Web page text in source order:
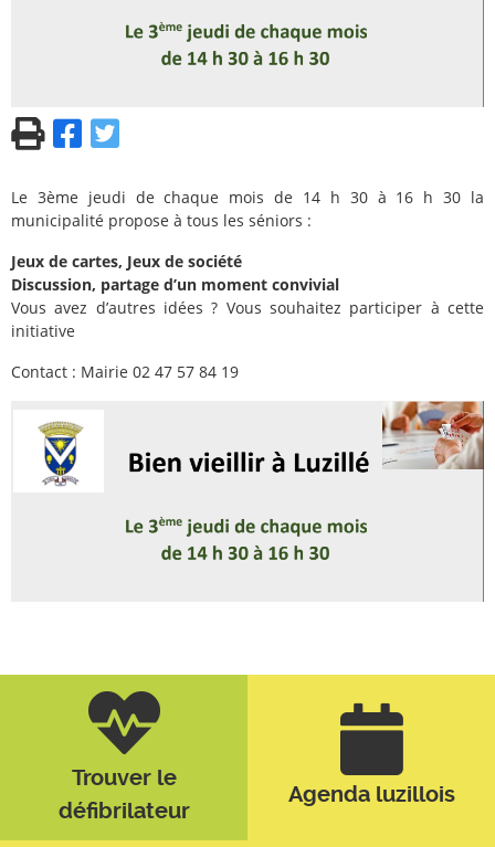
Le 3ème jeudi de chaque mois de 14 h 30 à 16 h 30 la
municipalité propose à tous les séniors :
Jeux de cartes, Jeux de société
Discussion, partage d’un moment convivial
Vous avez d’autres idées ? Vous souhaitez participer à cette
initiative
Contact : Mairie 02 47 57 84 19
Trouver le
défibrilateur
Agenda luzillois